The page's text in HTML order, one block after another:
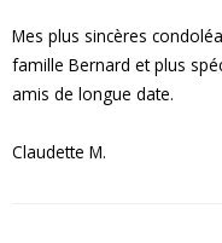
Mes plus sincères
famille Bernard et plus
amis de longue date.
Claudette M.